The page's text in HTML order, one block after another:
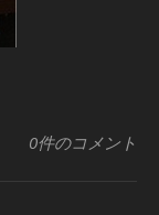
0件のコメント